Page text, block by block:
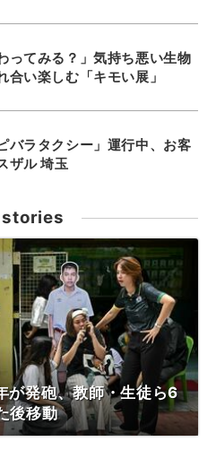
ってみる？」気持ち悪い生物
合い楽しむ「キモい展」
バラタクシー」運行中、お客
ザル 埼玉
stories
が発砲、教師・生徒ら6
後移動